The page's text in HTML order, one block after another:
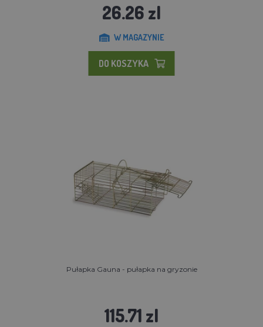
26.26 zl
W MAGAZYNIE
DO KOSZYKA
Pułapka Gauna - pułapka na gryzonie
115.71 zl